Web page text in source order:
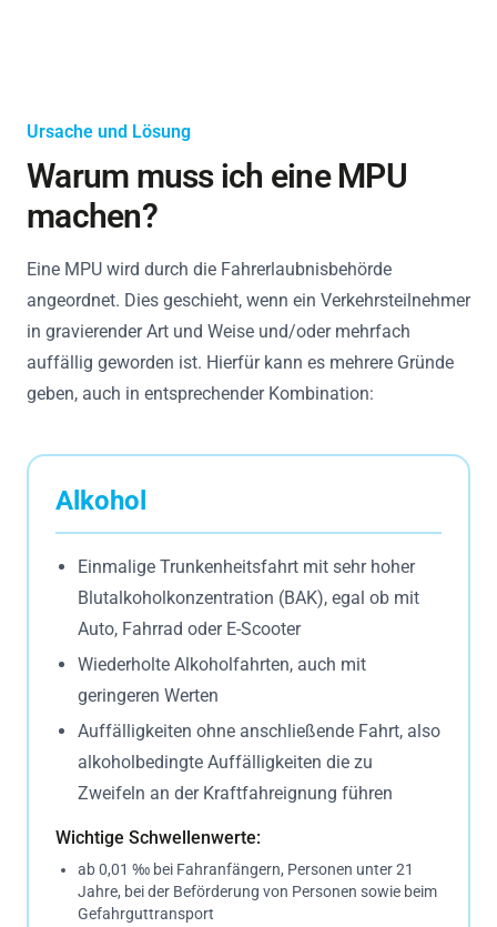
Ursache und Lösung
Warum muss ich eine MPU
machen?
Eine MPU wird durch die Fahrerlaubnisbehörde
angeordnet. Dies geschieht, wenn ein Verkehrsteilnehmer
in gravierender Art und Weise und/oder mehrfach
auffällig geworden ist. Hierfür kann es mehrere Gründe
geben, auch in entsprechender Kombination:
Alkohol
Einmalige Trunkenheitsfahrt mit sehr hoher
Blutalkoholkonzentration (BAK), egal ob mit
Auto, Fahrrad oder E-Scooter
Wiederholte Alkoholfahrten, auch mit
geringeren Werten
Auffälligkeiten ohne anschließende Fahrt, also
alkoholbedingte Auffälligkeiten die zu
Zweifeln an der Kraftfahreignung führen
Wichtige Schwellenwerte:
ab 0,01 ‰ bei Fahranfängern, Personen unter 21
Jahre, bei der Beförderung von Personen sowie beim
Gefahrguttransport